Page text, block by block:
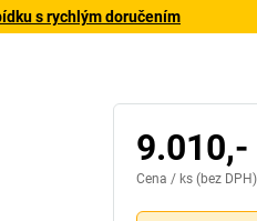
s rychlým doručením
9.010,-
Cena / ks (bez DPH)